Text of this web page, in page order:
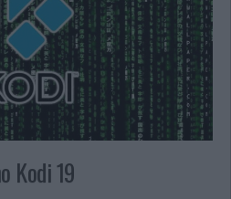
Kodi 19